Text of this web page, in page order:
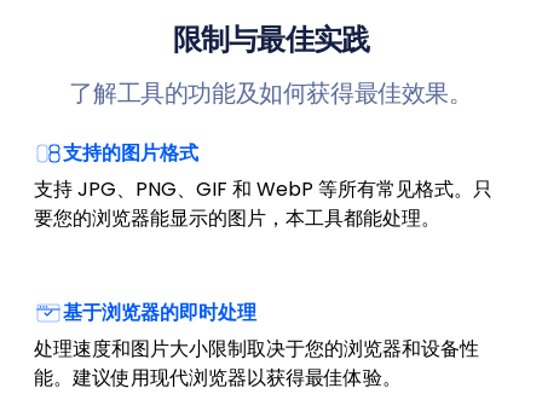
限制与最佳实践
了解工具的功能及如何获得最佳效果。
支持的图片格式
支持 JPG、PNG、GIF 和 WebP 等所有常见格式。只
要您的浏览器能显示的图片，本工具都能处理。
基于浏览器的即时处理
处理速度和图片大小限制取决于您的浏览器和设备性
能。建议使用现代浏览器以获得最佳体验。